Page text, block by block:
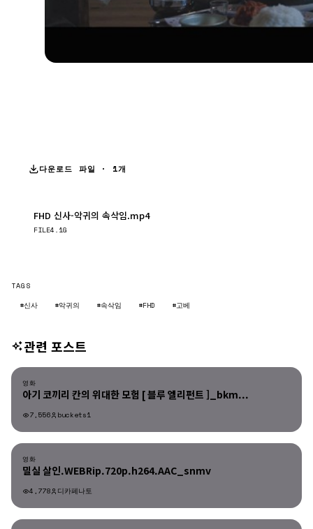
다운로드 파일 · 1개
FHD 신사-악귀의 속삭임.mp4
FILE4.1G
TAGS
#신사
#악귀의 #속삭임 #FHD #고베
관련 포스트
영화
영화
아기 코끼리 칸의 위대한 모험 [ 블루 엘리펀트 ]_bkm...
7,556 buckets1
영화
영화
밀실 살인.WEBRip.720p.h264.AAC_snmv
4,778 디카페나토
영화